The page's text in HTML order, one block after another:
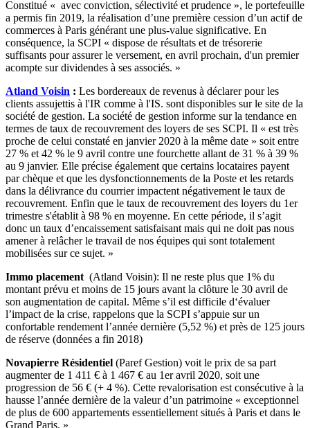
Constitué « avec conviction, sélectivité et prudence », le portefeuille
a permis fin 2019, la réalisation d’une première cession d’un actif de
commerces à Paris générant une plus-value significative. En
conséquence, la SCPI « dispose de résultats et de trésorerie
suffisants pour assurer le versement, en avril prochain, d'un premier
acompte sur dividendes à ses associés. »
Atland Voisin : Les bordereaux de revenus à déclarer pour les
clients assujettis à l'IR comme à l'IS. sont disponibles sur le site de la
société de gestion. La société de gestion informe sur la tendance en
termes de taux de recouvrement des loyers de ses SCPI. Il « est très
proche de celui constaté en janvier 2020 à la même date » soit entre
27 % et 42 % le 9 avril contre une fourchette allant de 31 % à 39 %
au 9 janvier. Elle précise également que certains locataires payent
par chèque et que les dysfonctionnements de la Poste et les retards
dans la délivrance du courrier impactent négativement le taux de
recouvrement. Enfin que le taux de recouvrement des loyers du 1er
trimestre s'établit à 98 % en moyenne. En cette période, il s’agit
donc un taux d’encaissement satisfaisant mais qui ne doit pas nous
amener à relâcher le travail de nos équipes qui sont totalement
mobilisées sur ce sujet. »
Immo placement (Atland Voisin): Il ne reste plus que 1% du
montant prévu et moins de 15 jours avant la clôture le 30 avril de
son augmentation de capital. Même s’il est difficile d‘évaluer
l’impact de la crise, rappelons que la SCPI s’appuie sur un
confortable rendement l’année dernière (5,52 %) et près de 125 jours
de réserve (données a fin 2018)
Novapierre Résidentiel (Paref Gestion) voit le prix de sa part
augmenter de 1 411 € à 1 467 € au 1er avril 2020, soit une
progression de 56 € (+ 4 %). Cette revalorisation est consécutive à la
hausse l’année dernière de la valeur d’un patrimoine « exceptionnel
de plus de 600 appartements essentiellement situés à Paris et dans le
Grand Paris. »